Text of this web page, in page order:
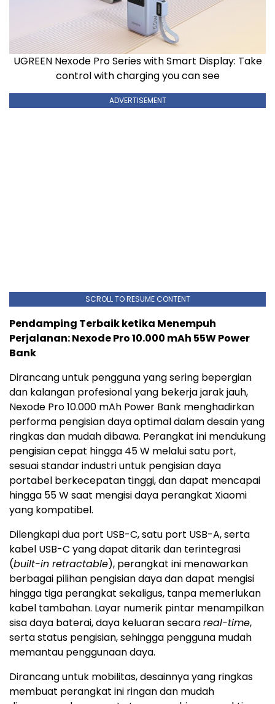
UGREEN Nexode Pro Series with Smart Display: Take
control with charging you can see
ADVERTISEMENT
SCROLL TO RESUME CONTENT
Pendamping Terbaik ketika Menempuh
Perjalanan: Nexode Pro 10.000 mAh 55W Power
Bank
Dirancang untuk pengguna yang sering bepergian
dan kalangan profesional yang bekerja jarak jauh,
Nexode Pro 10.000 mAh Power Bank menghadirkan
performa pengisian daya optimal dalam desain yang
ringkas dan mudah dibawa. Perangkat ini mendukung
pengisian cepat hingga 45 W melalui satu port,
sesuai standar industri untuk pengisian daya
portabel berkecepatan tinggi, dan dapat mencapai
hingga 55 W saat mengisi daya perangkat Xiaomi
yang kompatibel.
Dilengkapi dua port USB-C, satu port USB-A, serta
kabel USB-C yang dapat ditarik dan terintegrasi
(built-in retractable), perangkat ini menawarkan
berbagai pilihan pengisian daya dan dapat mengisi
hingga tiga perangkat sekaligus, tanpa memerlukan
kabel tambahan. Layar numerik pintar menampilkan
sisa daya baterai, daya keluaran secarareal-time,
serta status pengisian, sehingga pengguna mudah
memantau penggunaan daya.
Dirancang untuk mobilitas, desainnya yang ringkas
membuat perangkat ini ringan dan mudah